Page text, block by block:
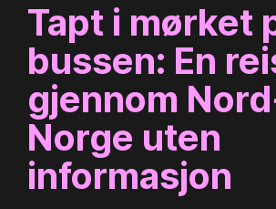
Tapt i mørket
bussen: En
gjennom
Norge uten
informasjon